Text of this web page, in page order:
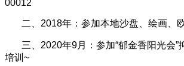
00012
二、2018年：参加本地沙盘、绘画、
三、2020年9月：参加“郁金香阳光会”
培训~